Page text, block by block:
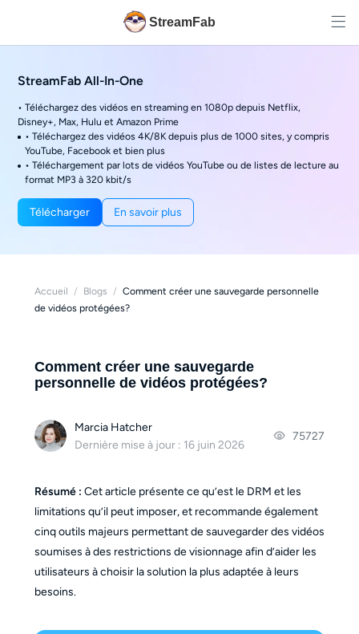
StreamFab
StreamFab All-In-One
• Téléchargez des vidéos en streaming en 1080p depuis Netflix,
Disney+, Max, Hulu et Amazon Prime
• Téléchargez des vidéos 4K/8K depuis plus de 1000 sites, y compris
YouTube, Facebook et bien plus
• Téléchargement par lots de vidéos YouTube ou de listes de lecture au
format MP3 à 320 kbit/s
Télécharger En savoir plus
Accueil / Blogs / Comment créer une sauvegarde personnelle
de vidéos protégées?
Comment créer une sauvegarde
personnelle de vidéos protégées?
Marcia Hatcher
Dernière mise à jour : 16 juin 2026
75727
Résumé : Cet article présente ce qu’est le DRM et les
limitations qu’il peut imposer, et recommande également
cinq outils majeurs permettant de sauvegarder des vidéos
soumises à des restrictions de visionnage afin d’aider les
utilisateurs à choisir la solution la plus adaptée à leurs
besoins.